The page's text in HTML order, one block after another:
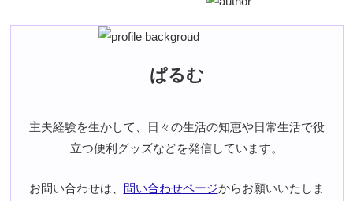
ぱるむ
主夫経験を生かして、日々の生活の知恵や日常生活で役
立つ便利グッズなどを発信しています。
お問い合わせは、 問い合わせページからお願いいたしま